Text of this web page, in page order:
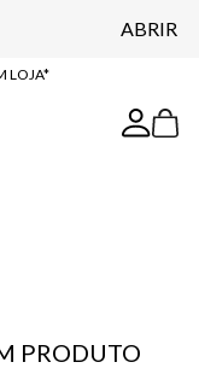
ABRIR
LOJA*
PRODUTO